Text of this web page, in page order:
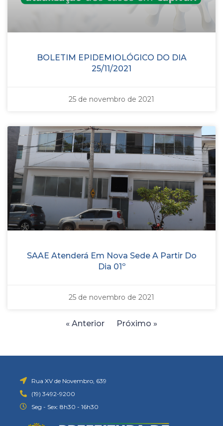
BOLETIM EPIDEMIOLÓGICO DO DIA
25/11/2021
25 de novembro de 2021
SAAE Atenderá Em Nova Sede A Partir Do
Dia 01º
25 de novembro de 2021
« Anterior Próximo »
Rua XV de Novembro, 639
(19) 3492-9200
Seg - Sex: 8h30 - 16h30